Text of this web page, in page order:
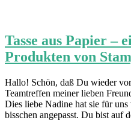
Tasse aus Papier –
Produkten von
Hallo! Schön, daß Du wieder
Teamtreffen meiner lieben
Dies liebe Nadine hat sie für
bisschen angepasst. Du bist auf